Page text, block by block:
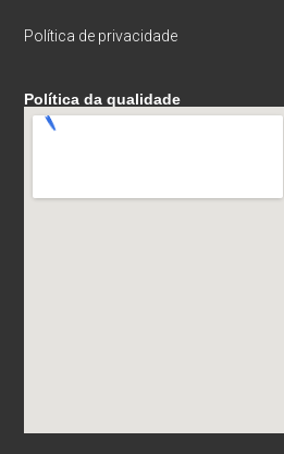
Política de privacidade
Política da qualidade